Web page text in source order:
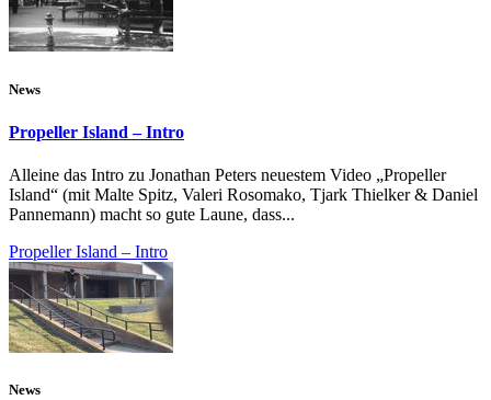
News
Propeller Island – Intro
Alleine das Intro zu Jonathan Peters neuestem Video „Propeller
Island“ (mit Malte Spitz, Valeri Rosomako, Tjark Thielker & Daniel
Pannemann) macht so gute Laune, dass...
Propeller Island – Intro
News